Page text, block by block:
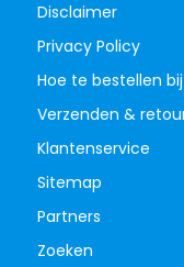
Disclaimer
Privacy Policy
Hoe te bestellen
Verzenden &
Klantenservice
Sitemap
Partners
Zoeken